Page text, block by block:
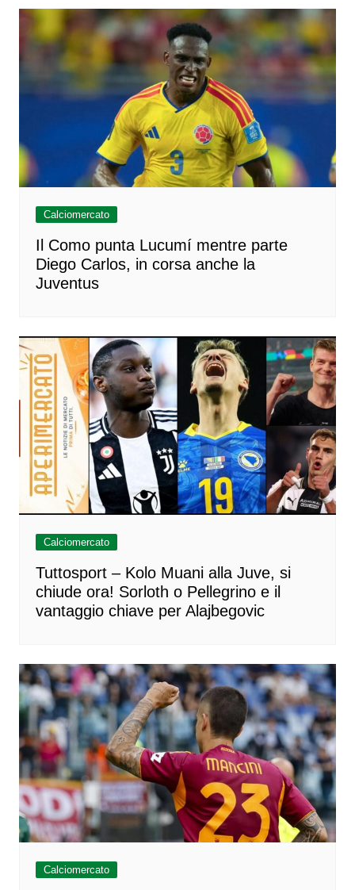
Calciomercato
Il Como punta Lucumí mentre parte
Diego Carlos, in corsa anche la
Juventus
Calciomercato
Tuttosport – Kolo Muani alla Juve, si
chiude ora! Sorloth o Pellegrino e il
vantaggio chiave per Alajbegovic
Calciomercato